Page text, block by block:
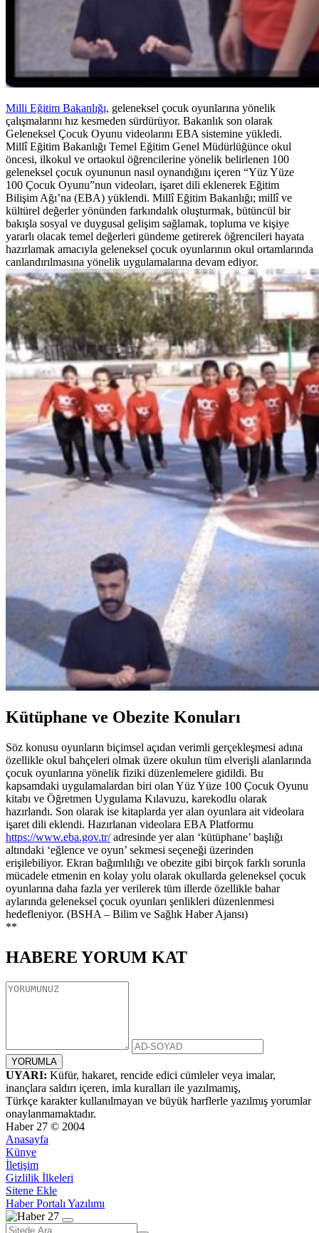
Milli Eğitim Bakanlığı, geleneksel çocuk oyunlarına yönelik
çalışmalarını hız kesmeden sürdürüyor. Bakanlık son olarak
Geleneksel Çocuk Oyunu videolarını EBA sistemine yükledi.
Millî Eğitim Bakanlığı Temel Eğitim Genel Müdürlüğünce okul
öncesi, ilkokul ve ortaokul öğrencilerine yönelik belirlenen 100
geleneksel çocuk oyununun nasıl oynandığını içeren “Yüz Yüze
100 Çocuk Oyunu”nun videoları, işaret dili eklenerek Eğitim
Bilişim Ağı’na (EBA) yüklendi. Millî Eğitim Bakanlığı; millî ve
kültürel değerler yönünden farkındalık oluşturmak, bütüncül bir
bakışla sosyal ve duygusal gelişim sağlamak, topluma ve kişiye
yararlı olacak temel değerleri gündeme getirerek öğrencileri hayata
hazırlamak amacıyla geleneksel çocuk oyunlarının okul ortamlarında
canlandırılmasına yönelik uygulamalarına devam ediyor.
Kütüphane ve Obezite Konuları
Söz konusu oyunların biçimsel açıdan verimli gerçekleşmesi adına
özellikle okul bahçeleri olmak üzere okulun tüm elverişli alanlarında
çocuk oyunlarına yönelik fiziki düzenlemelere gidildi. Bu
kapsamdaki uygulamalardan biri olan Yüz Yüze 100 Çocuk Oyunu
kitabı ve Öğretmen Uygulama Kılavuzu, karekodlu olarak
hazırlandı. Son olarak ise kitaplarda yer alan oyunlara ait videolara
işaret dili eklendi. Hazırlanan videolara EBA Platformu
https://www.eba.gov.tr/adresinde yer alan ‘kütüphane’ başlığı
altındaki ‘eğlence ve oyun’ sekmesi seçeneği üzerinden
erişilebiliyor. Ekran bağımlılığı ve obezite gibi birçok farklı sorunla
mücadele etmenin en kolay yolu olarak okullarda geleneksel çocuk
oyunlarına daha fazla yer verilerek tüm illerde özellikle bahar
aylarında geleneksel çocuk oyunları şenlikleri düzenlenmesi
hedefleniyor. (BSHA – Bilim ve Sağlık Haber Ajansı)
**
HABERE YORUM KAT
UYARI: Küfür, hakaret, rencide edici cümleler veya imalar,
inançlara saldırı içeren, imla kuralları ile yazılmamış,
Türkçe karakter kullanılmayan ve büyük harflerle yazılmış yorumlar
onaylanmamaktadır.
Haber 27 © 2004
Anasayfa
Künye
İletişim
Gizlilik İlkeleri
Sitene Ekle
Haber Portalı Yazılımı